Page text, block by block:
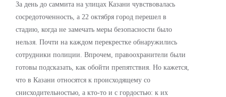
За день до саммита на улицах Казани чувствовалась
сосредоточенность, а 22 октября город перешел в
стадию, когда не замечать меры безопасности было
нельзя. Почти на каждом перекрестке обнаружились
сотрудники полиции. Впрочем, правоохранители были
готовы подсказать, как обойти препятствия. Но кажется,
что в Казани относятся к происходящему со
снисходительностью, а кто-то и с гордостью: к их